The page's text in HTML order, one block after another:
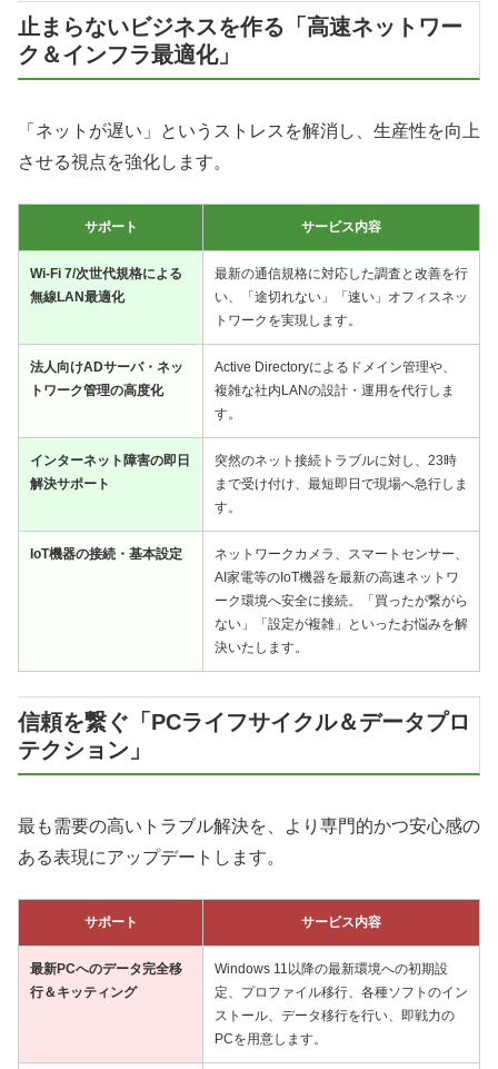
止まらないビジネスを作る「高速ネットワー
ク＆インフラ最適化」
「ネットが遅い」というストレスを解消し、生産性を向上
させる視点を強化します。
サポート サービス内容
Wi-Fi 7/次世代規格による
無線LAN最適化
最新の通信規格に対応した調査と改善を行
い、「途切れない」「速い」オフィスネッ
トワークを実現します。
法人向けADサーバ・ネッ
トワーク管理の高度化
Active Directoryによるドメイン管理や、
複雑な社内LANの設計・運用を代行しま
す。
インターネット障害の即日
解決サポート
突然のネット接続トラブルに対し、23時
まで受け付け、最短即日で現場へ急行しま
す。
IoT機器の接続・基本設定
ネットワークカメラ、スマートセンサー、
AI家電等のIoT機器を最新の高速ネットワ
ーク環境へ安全に接続。「買ったが繋がら
ない」「設定が複雑」といったお悩みを解
決いたします。
信頼を繋ぐ「PCライフサイクル＆データプロ
テクション」
最も需要の高いトラブル解決を、より専門的かつ安心感の
ある表現にアップデートします。
サポート サービス内容
最新PCへのデータ完全移
行＆キッティング
Windows 11以降の最新環境への初期設
定、プロファイル移行、各種ソフトのイン
ストール、データ移行を行い、即戦力の
PCを用意します。